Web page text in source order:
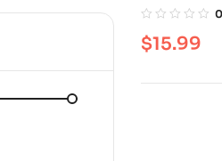
por la
0
$15.99